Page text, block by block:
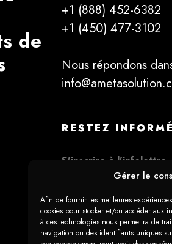
Gérer le
Afin de fournir les meilleures
cookies pour stocker et/ou accéder aux
à ces technologies nous permettra de
navigation ou des identifiants uniques
de
+1 (888) 452-6382
+1 (450) 477­-3102
Nous répondons
RESTEZ INFORMÉ